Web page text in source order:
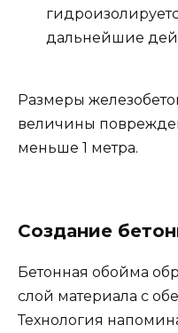
дальнейшие
Размеры
величины
меньше 1 метра.
Создание
Бетонная обойма
слой материала с
Технология